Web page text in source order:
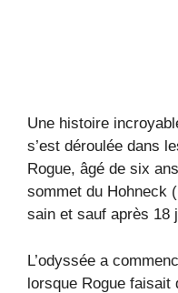
Une histoire
s’est déroulée dans
Rogue, âgé de six
sommet du Hohneck
sain et sauf après 18
L’odyssée a
lorsque Rogue